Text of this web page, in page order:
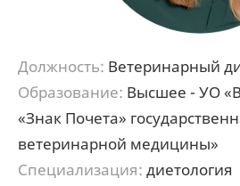
Должность: Ветеринарный
Образование: Высшее - УО
«Знак Почета»
ветеринарной медицины»
Специализация: диетология